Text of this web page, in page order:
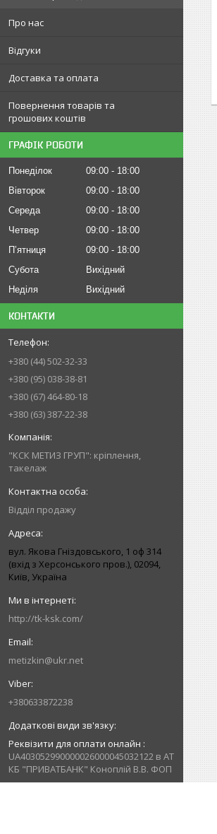
Про нас
Відгуки
Доставка та оплата
Повернення товарів та
грошових коштів
ГРАФІК РОБОТИ
Понеділок 09:00
18:00
Вівторок
09:00
18:00
Середа
09:00
18:00
Четвер
09:00
18:00
Пʼятниця
09:00
18:00
Субота
Вихідний
Неділя
Вихідний
КОНТАКТИ
+380 (44) 502-32-33
+380 (95) 038-38-81
+380 (67) 464-80-18
+380 (63) 387-22-38
"КСК МЕТИЗ ГРУП": кріплення,
такелаж
Відділ продажу
вул. Якова Гніздовського, 1 оф 314
(вхід з Херсонського пров.), 02094,
Київ, Україна
http://tk-ksk.com/
metizkin@ukr.net
+380633872238
Реквізити для оплати онлайн
UA403052990000026000045032122 в АТ
КБ "ПРИВАТБАНК" Коноплій В.В. ФОП